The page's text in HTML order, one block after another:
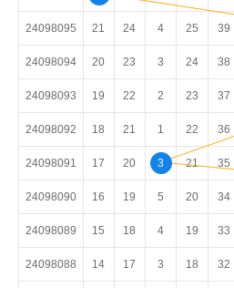
24098095 21 24 4 25 39
24098094 20 23 3 24 38
24098093 19 22 2 23 37
24098092 18 21 1 22 36
24098091 17 20 3 21 35
24098090 16 19 5 20 34
24098089 15 18 4 19 33
24098088 14 17 3 18 32